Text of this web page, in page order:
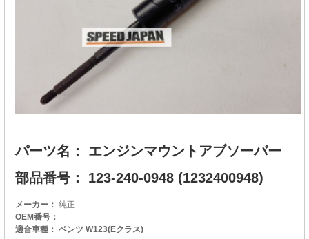
パーツ名： エンジンマウントアブソーバー
部品番号： 123-240-0948 (1232400948)
メーカー： 純正
OEM番号：
適合車種： ベンツ W123(Eクラス)